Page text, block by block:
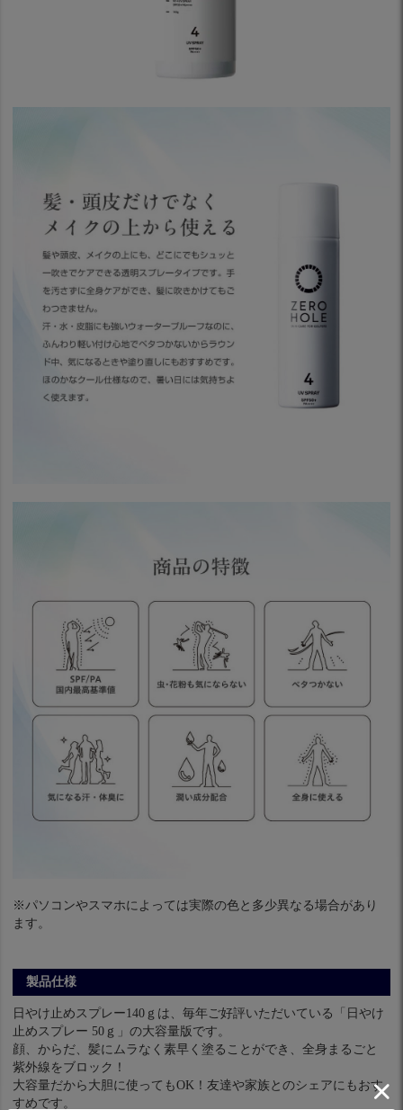
※パソコンやスマホによっては実際の色と多少異なる場合があり
ます。
製品仕様
日やけ止めスプレー140ｇは、毎年ご好評いただいている「日やけ
止めスプレー 50ｇ」の大容量版です。
顔、からだ、髪にムラなく素早く塗ることができ、全身まるごと
紫外線をブロック！
大容量だから大胆に使ってもOK！友達や家族とのシェアにもおす
すめです。